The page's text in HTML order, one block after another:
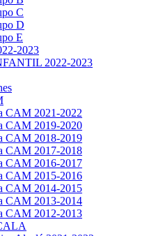
C
D
E
2023
2022-2023
CAM 2021-2022
CAM 2019-2020
CAM 2018-2019
CAM 2017-2018
CAM 2016-2017
CAM 2015-2016
CAM 2014-2015
CAM 2013-2014
CAM 2012-2013